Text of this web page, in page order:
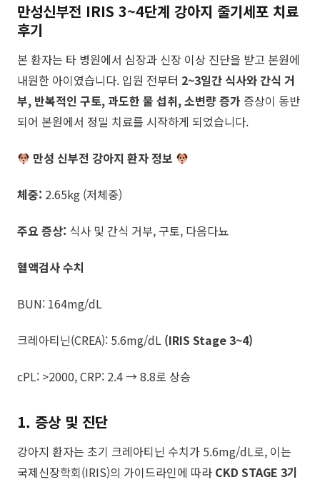
만성신부전 IRIS 3~4단계 강아지 줄기세포 치료
후기
본 환자는 타 병원에서 심장과 신장 이상 진단을 받고 본원에
내원한 아이였습니다. 입원 전부터 2~3일간 식사와 간식 거
부, 반복적인 구토,과도한 물 섭취, 소변량 증가 ​ 증상이 동반
되어 본원에서 정밀 치료를 시작하게 되었습니다.
만성 신부전 강아지 환자 정보
체중: 2.65kg (저체중)
주요 증상: 식사 및 간식 거부, 구토, 다음다뇨
혈액검사 수치
BUN: 164mg/dL
크레아티닌(CREA): 5.6mg/dL (IRIS Stage 3~4)
cPL: >2000, CRP: 2.4 → 8.8로 상승
1. 증상 및 진단
강아지 환자는 초기 크레아티닌 수치가 5.6mg/dL로, 이는
국제신장학회(IRIS)의 가이드라인에 따라 CKD STAGE 3기